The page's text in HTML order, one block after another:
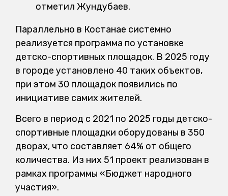
отметил Жундубаев.
Параллельно в Костанае системно
реализуется программа по установке
детско-спортивных площадок. В 2025 году
в городе установлено 40 таких объектов,
при этом 30 площадок появились по
инициативе самих жителей.
Всего в период с 2021 по 2025 годы детско-
спортивные площадки оборудованы в 350
дворах, что составляет 64% от общего
количества. Из них 51 проект реализован в
рамках программы «Бюджет народного
участия».